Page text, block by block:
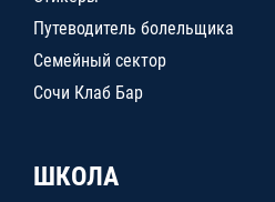
Путеводитель болельщика
Семейный сектор
Сочи Клаб Бар
ШКОЛА